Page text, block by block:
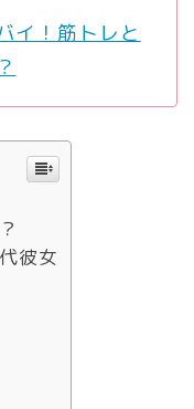
イ！筋トレと
彼女